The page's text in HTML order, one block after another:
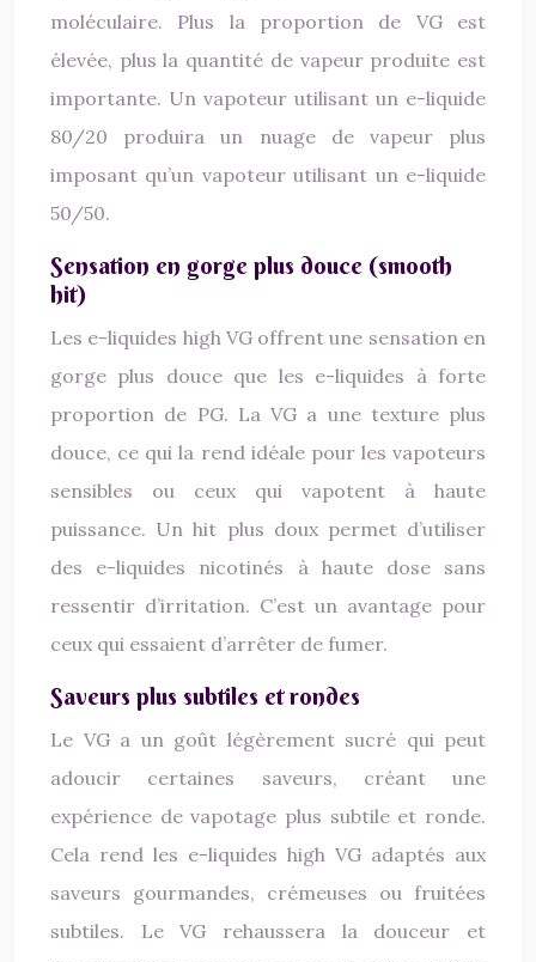
moléculaire. Plus la proportion de VG est
élevée, plus la quantité de vapeur produite est
importante. Un vapoteur utilisant un e-liquide
80/20 produira un nuage de vapeur plus
imposant qu’un vapoteur utilisant un e-liquide
50/50.
Sensation en gorge plus douce (smooth
hit)
Les e-liquides high VG offrent une sensation en
gorge plus douce que les e-liquides à forte
proportion de PG. La VG a une texture plus
douce, ce qui la rend idéale pour les vapoteurs
sensibles ou ceux qui vapotent à haute
puissance. Un hit plus doux permet d’utiliser
des e-liquides nicotinés à haute dose sans
ressentir d’irritation. C’est un avantage pour
ceux qui essaient d’arrêter de fumer.
Saveurs plus subtiles et rondes
Le VG a un goût légèrement sucré qui peut
adoucir certaines saveurs, créant une
expérience de vapotage plus subtile et ronde.
Cela rend les e-liquides high VG adaptés aux
saveurs gourmandes, crémeuses ou fruitées
subtiles. Le VG rehaussera la douceur et